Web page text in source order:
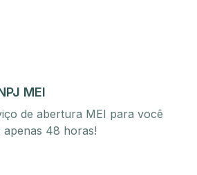
MEI
de abertura MEI para você
apenas 48 horas!